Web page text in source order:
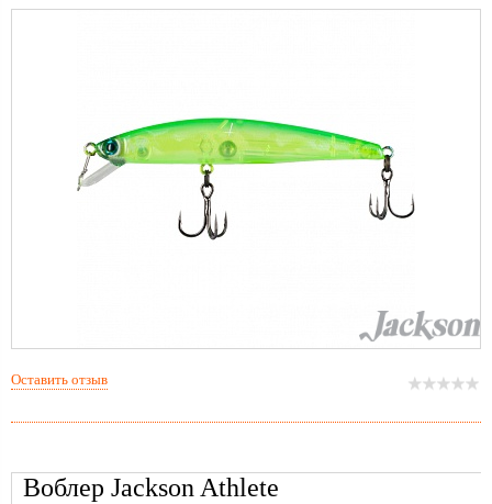
Воблер Jackson Athlete
Оставить отзыв